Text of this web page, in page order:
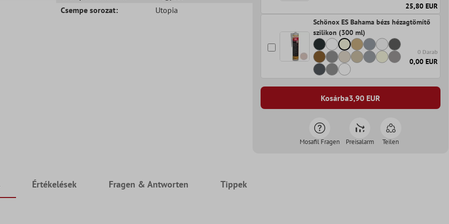
Csempe sorozat:
Utopia
25,80 EUR
Schönox ES Bahama bézs hézagtömítő
szilikon (300 ml)
0 Darab
0,00 EUR
Kosárba3,90EUR
Mosafil Fragen Preisalarm Teilen
Értékelések Fragen & Antworten Tippek